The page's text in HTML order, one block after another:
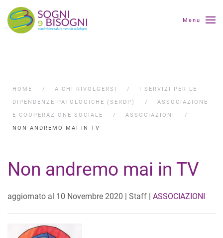
Menu
HOME A CHI RIVOLGERSI
I SERVIZI PER LE
DIPENDENZE PATOLOGICHE (SERDP)
ASSOCIAZIONE
E COOPERAZIONE SOCIALE
ASSOCIAZIONI
NON ANDREMO MAI IN TV
Non andremo mai in TV
aggiornato al 10 Novembre 2020 | Staff | ASSOCIAZIONI